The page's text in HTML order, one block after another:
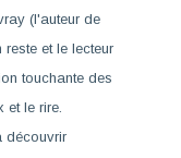
(l'auteur de
et le lecteur
touchante des
et le rire.
découvrir